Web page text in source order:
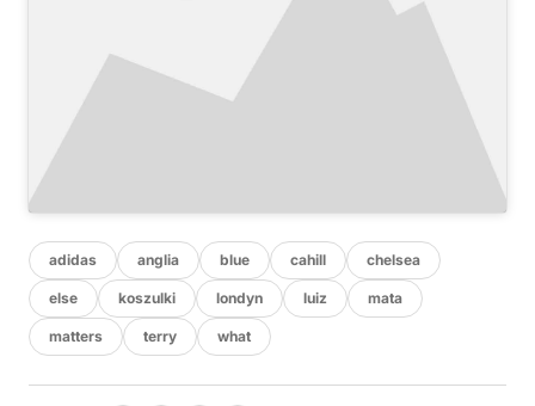
adidas anglia blue cahill chelsea
else koszulki londyn luiz mata
matters terry what